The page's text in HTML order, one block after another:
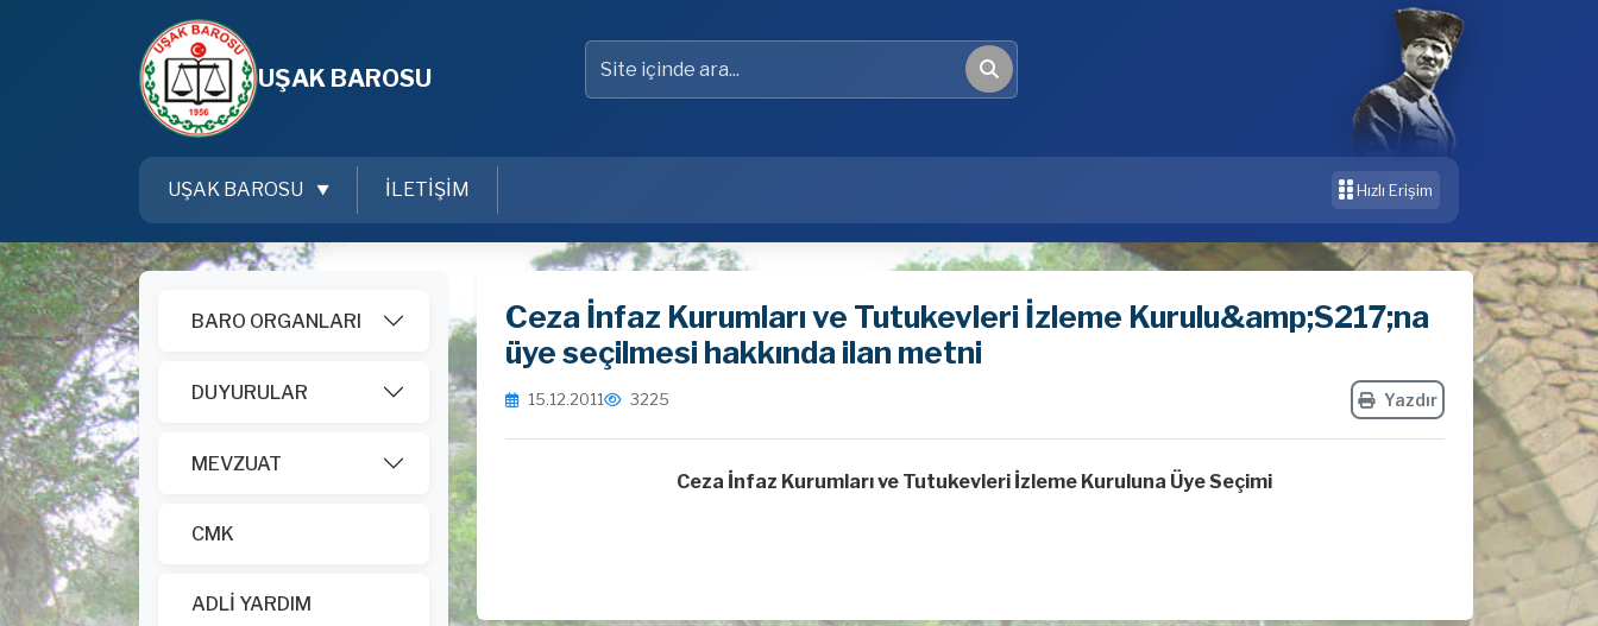
UŞAK BAROSU
Site içinde ara
Ara
UŞAK BAROSU İLETİŞİM Hızlı Erişim
BARO ORGANLARI
DUYURULAR
MEVZUAT
CMK
ADLİ YARDIM
Ceza İnfaz Kurumları ve Tutukevleri İzleme Kurulu&amp;S217;na
üye seçilmesi hakkında ilan metni
15.12.2011 3225 Yazdır
Ceza İnfaz Kurumları ve Tutukevleri İzleme Kuruluna Üye Seçimi